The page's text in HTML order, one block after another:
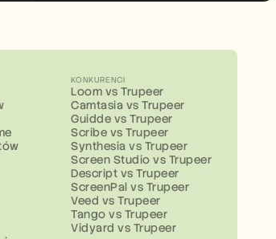
KONKURENCI
Loom vs Trupeer
Camtasia vs Trupeer
Guidde vs Trupeer
Scribe vs Trupeer
Synthesia vs Trupeer
Screen Studio vs Trupeer
Descript vs Trupeer
ScreenPal vs Trupeer
Veed vs Trupeer
Tango vs Trupeer
Vidyard vs Trupeer